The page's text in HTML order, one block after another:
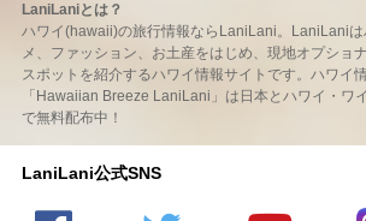
LaniLaniとは？
ハワイ(hawaii)の旅行情報ならLaniLani。LaniLani
メ、ファッション、お土産をはじめ、現地オプショ
スポットを紹介するハワイ情報サイトです。ハワイ
「Hawaiian Breeze LaniLani」は日本とハワイ・ワ
で無料配布中！
LaniLani公式SNS